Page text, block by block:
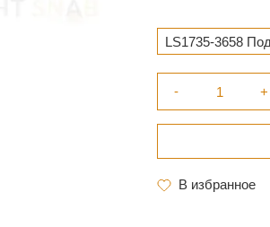
LS1735-3658